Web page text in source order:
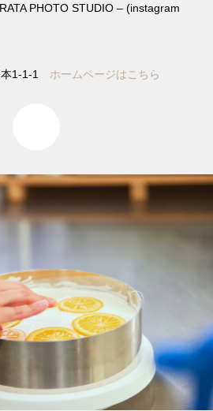
PHOTO STUDIO – (instagram
本1-1-1 ホームページはこちら